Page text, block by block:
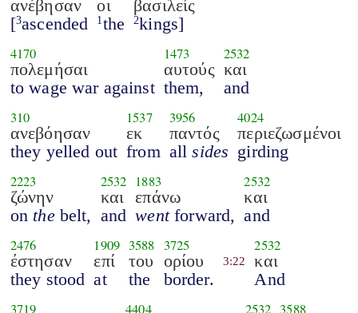
ανέβησαν
[3ascended
οι
1 the
βασιλείς
2kings]
4170
πολεμήσαι
to wage war against
1473
αυτούς
them,
2532
και
and
310
ανεβόησαν
they yelled out
1537
εκ
from
3956
παντός
allsides
4024
περιεζωσμένοι
girding
2223
ζώνην
on thebelt,
2532
και
and
1883
επάνω
wentforward,
2532
και
and
2476
έστησαν
they stood
1909
επί
at
3588
του
the
3725
ορίου
border.
3:22
2532
και
And
3719 4404 2532 3588